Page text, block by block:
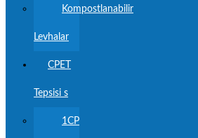
Kompostlanabilir
Levhalar
CPET
Tepsisi s
1CP